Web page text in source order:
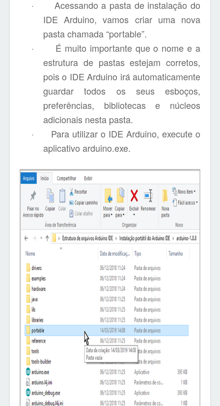
·
Acessando a pasta de instalação do
IDE Arduino, vamos criar uma nova
pasta chamada “portable”.
·
É muito importante que o nome e a
estrutura de pastas estejam corretos,
pois o IDE Arduino irá automaticamente
guardar todos os seus esboços,
preferências, bibliotecas e núcleos
adicionais nesta pasta.
·
Para utilizar o IDE Arduino, execute o
aplicativo arduino.exe.